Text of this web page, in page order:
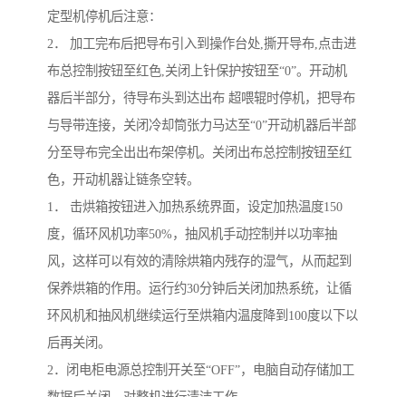
定型机停机后注意：
2． 加工完布后把导布引入到操作台处,撕开导布,点击进
布总控制按钮至红色,关闭上针保护按钮至“0”。开动机
器后半部分，待导布头到达出布 超喂辊时停机，把导布
与导带连接，关闭冷却筒张力马达至“0”开动机器后半部
分至导布完全出出布架停机。关闭出布总控制按钮至红
色，开动机器让链条空转。
1． 击烘箱按钮进入加热系统界面，设定加热温度150
度，循环风机功率50%，抽风机手动控制并以功率抽
风，这样可以有效的清除烘箱内残存的湿气，从而起到
保养烘箱的作用。运行约30分钟后关闭加热系统，让循
环风机和抽风机继续运行至烘箱内温度降到100度以下以
后再关闭。
2．闭电柜电源总控制开关至“OFF”，电脑自动存储加工